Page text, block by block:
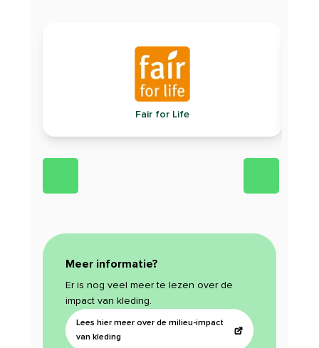
Fair for Life
Meer informatie?
Er is nog veel meer te lezen over de
impact van kleding.
Lees hier meer over de milieu-impact
van kleding